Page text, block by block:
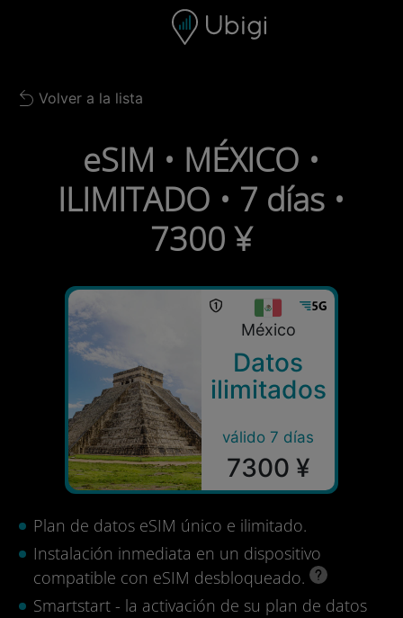
Barra de navegación
Back to list
Volver a la lista
eSIM • MÉXICO •
ILIMITADO • 7 días •
7300 ¥
México
Datos
ilimitados
válido 7 días
7300 ¥
Plan de datos eSIM único e ilimitado.
Instalación inmediata en un dispositivo
compatible con eSIM desbloqueado.
Smartstart - la activación de su plan de datos